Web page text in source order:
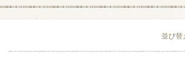
フレンチ アジア・エスニック
肉 魚介類
並び替